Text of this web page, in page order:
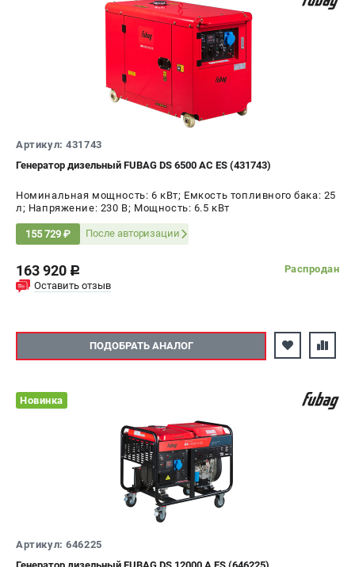
Артикул: 431743
Генератор дизельный FUBAG DS 6500 AC ES (431743)
Номинальная мощность: 6 кВт; Емкость топливного бака: 25
л; Напряжение: 230 В; Мощность: 6.5 кВт
155 729 ₽ После авторизации
163 920 c
Распродан
Оставить отзыв
ПОДОБРАТЬ АНАЛОГ
Новинка
Артикул: 646225